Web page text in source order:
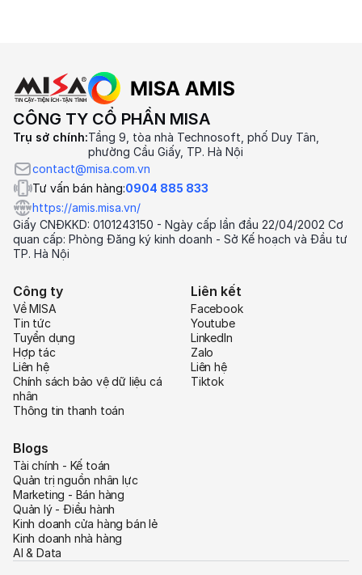
CÔNG TY CỔ PHẦN MISA
Trụ sở chính:Tầng 9, tòa nhà Technosoft, phố Duy Tân,
phường Cầu Giấy, TP. Hà Nội
contact@misa.com.vn
Tư vấn bán hàng:0904 885 833
https://amis.misa.vn/
Giấy CNĐKKD: 0101243150 - Ngày cấp lần đầu 22/04/2002 Cơ
quan cấp: Phòng Đăng ký kinh doanh - Sở Kế hoạch và Đầu tư
TP. Hà Nội
Công ty
Về MISA
Tin tức
Tuyển dụng
Hợp tác
Liên hệ
Chính sách bảo vệ dữ liệu cá
nhân
Thông tin thanh toán
Liên kết
Facebook
Youtube
LinkedIn
Zalo
Liên hệ
Tiktok
Blogs
Tài chính - Kế toán
Quản trị nguồn nhân lực
Marketing - Bán hàng
Quản lý - Điều hành
Kinh doanh cửa hàng bán lẻ
Kinh doanh nhà hàng
AI & Data